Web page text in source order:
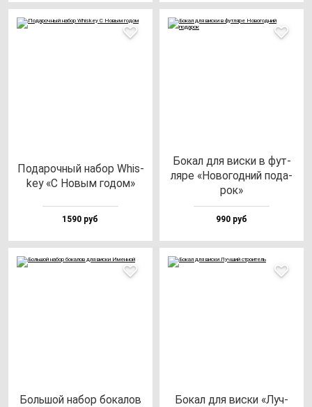
Пода­роч­ный на­бор Whis­
key «С Новым го­дом»
1590 руб
Бокал для вис­ки в фут­
ля­ре «Ново­год­ний по­да­
рок»
990 руб
Боль­шой на­бор бо­ка­лов
Бокал для вис­ки «Луч­